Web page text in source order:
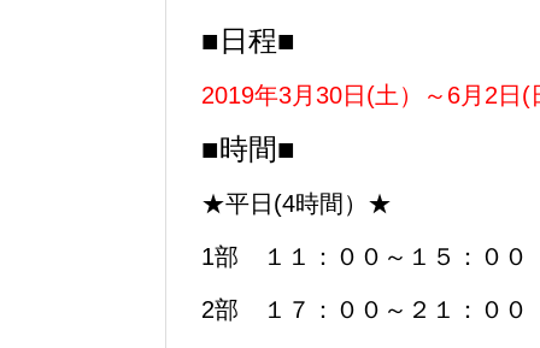
■日程■
2019年3月30日(土）～6月2日(
■時間■
★平日(4時間）★
1部 １１：００～１５：０
2部 １７：００～２１：００